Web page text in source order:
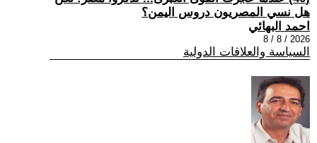
هل نسي المصريون دروس اليمن؟
احمد البهائي
2026 / 8 / 8
السياسة والعلاقات الدولية